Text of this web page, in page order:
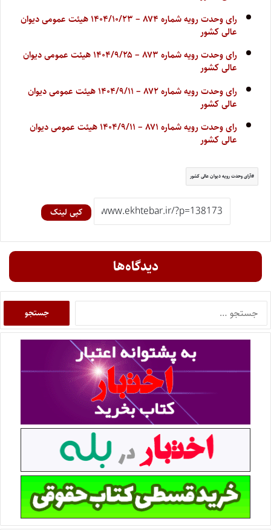
رای وحدت رویه شماره ۸۷۴ – ۱۴۰۴/۱۰/۲۳ هیئت عمومی دیوان
عالی کشور
رای وحدت رویه شماره ۸۷۳ – ۱۴۰۴/۹/۲۵ هیئت عمومی دیوان
عالی کشور
رای وحدت رویه شماره ۸۷۲ – ۱۴۰۴/۹/۱۱ هیئت عمومی دیوان
عالی کشور
رای وحدت رویه شماره ۸۷۱ – ۱۴۰۴/۹/۱۱ هیئت عمومی دیوان
عالی کشور
آرای وحدت رویه دیوان عالی کشور
کپی لینک
دیدگاه‌ها